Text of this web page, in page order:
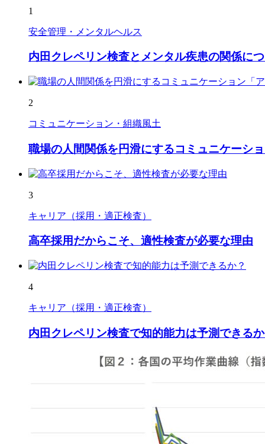
1
安全管理・メンタルヘルス
内田クレペリン検査とメンタル疾患の関係に
2
コミュニケーション・組織風土
職場の人間関係を円滑にするコミュニケーシ
3
キャリア（採用・適正検査）
高卒採用だからこそ、適性検査が必要な理由
4
キャリア（採用・適正検査）
内田クレペリン検査で知的能力は予測できる